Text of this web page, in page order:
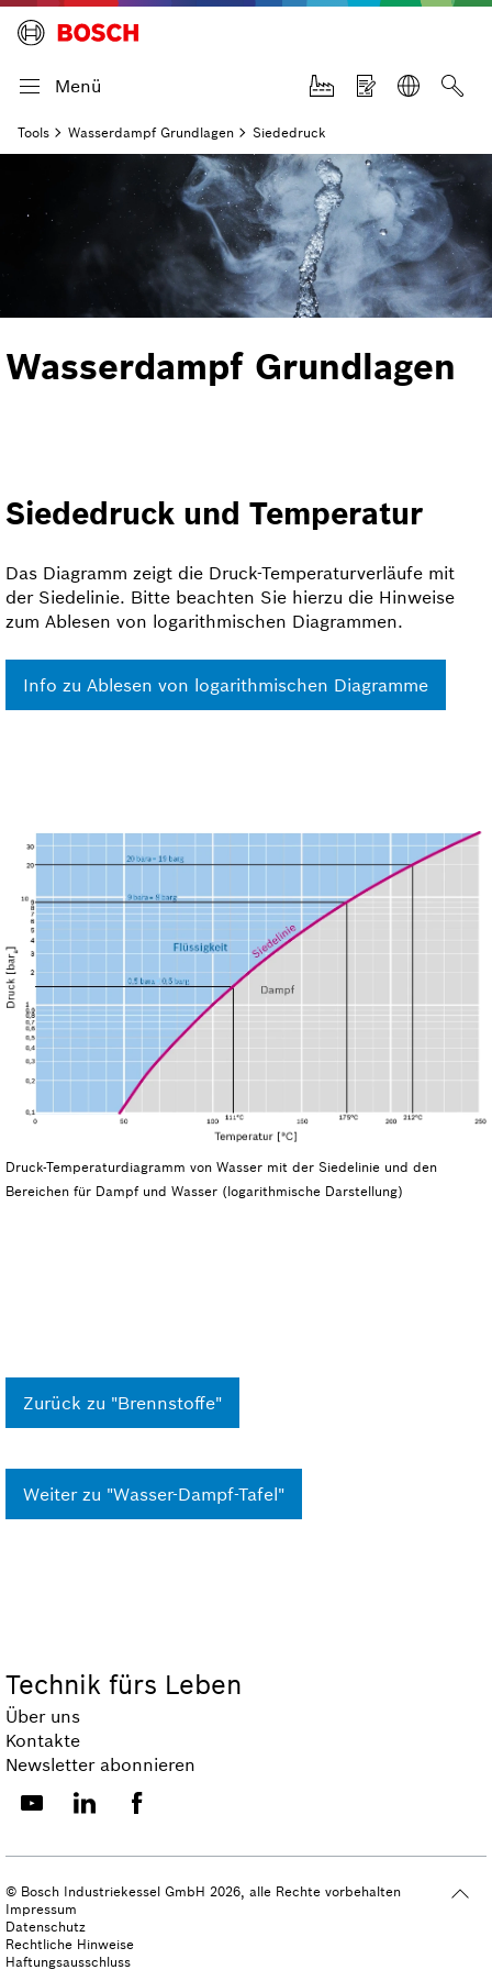
Menü
Tools Wasserdampf Grundlagen Siededruck
Wasserdampf Grundlagen
Siededruck und Temperatur
Das Diagramm zeigt die Druck-Temperaturverläufe mit
der Siedelinie. Bitte beachten Sie hierzu die Hinweise
zum Ablesen von logarithmischen Diagrammen.
Info zu Ablesen von logarithmischen Diagramme
Druck-Temperaturdiagramm von Wasser mit der Siedelinie und den
Bereichen für Dampf und Wasser (logarithmische Darstellung)
Zurück zu "Brennstoffe"
Weiter zu "Wasser-Dampf-Tafel"
Technik fürs Leben
Über uns
Kontakte
Newsletter abonnieren
© Bosch Industriekessel GmbH 2026, alle Rechte vorbehalten
Impressum
Datenschutz
Rechtliche Hinweise
Haftungsausschluss